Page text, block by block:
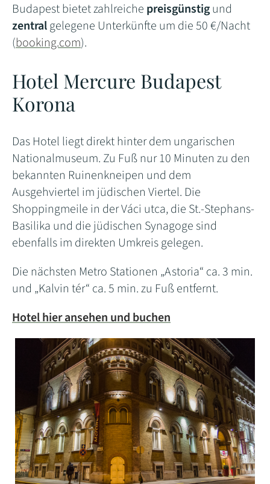
Budapest bietet zahlreiche preisgünstigund
zentralgelegene Unterkünfte um die 50 €/Nacht
(booking.com).
Hotel Mercure Budapest
Korona
Das Hotel liegt direkt hinter dem ungarischen
Nationalmuseum. Zu Fuß nur 10 Minuten zu den
bekannten Ruinenkneipen und dem
Ausgehviertel im jüdischen Viertel. Die
Shoppingmeile in der Váci utca, die St.-Stephans-
Basilika und die jüdischen Synagoge sind
ebenfalls im direkten Umkreis gelegen.
Die nächsten Metro Stationen „Astoria“ ca. 3 min.
und „Kalvin tér“ ca. 5 min. zu Fuß entfernt.
Hotel hier ansehen und buchen